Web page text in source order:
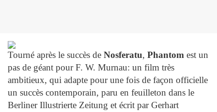
Tourné après le succès de Nosferatu, Phantom est un
pas de géant pour F. W. Murnau: un film très
ambitieux, qui adapte pour une fois de façon officielle
un succès contemporain, paru en feuilleton dans le
Berliner Illustrierte Zeitung et écrit par Gerhart